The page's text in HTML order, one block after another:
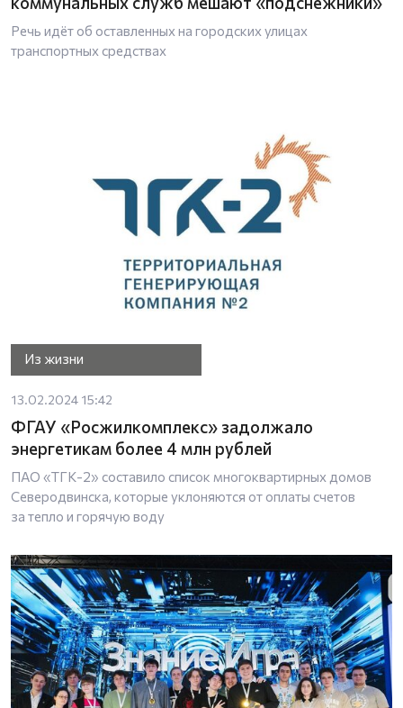
Речь идёт об оставленных на городских улицах
транспортных средствах
Из жизни
13.02.2024 15:42
ФГАУ «Росжилкомплекс» задолжало
энергетикам более 4 млн рублей
ПАО «ТГК-2» составило список многоквартирных домов
Северодвинска, которые уклоняются от оплаты счетов
за тепло и горячую воду